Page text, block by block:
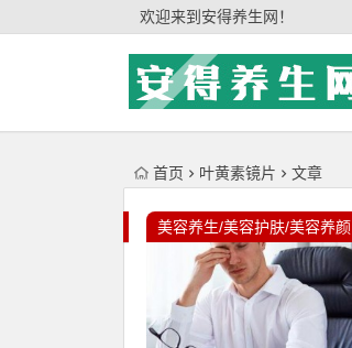
欢迎来到安得养生网！
首页 叶黄素镜片 文章
美容养生/美容护肤/美容养颜